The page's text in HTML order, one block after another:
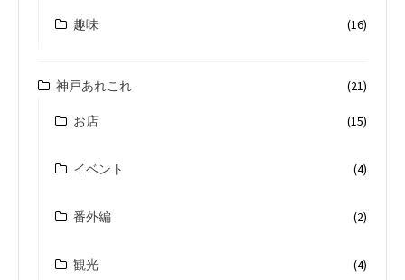
趣味 (16)
神戸あれこれ (21)
お店 (15)
イベント (4)
番外編 (2)
観光 (4)